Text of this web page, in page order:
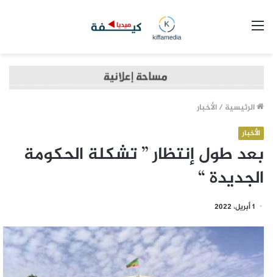
الرئيسية /الأخبار
الأخبار
بعد طول إنتظار ” تشكلة الحكومة
الجديدة “
1 أبريل، 2022